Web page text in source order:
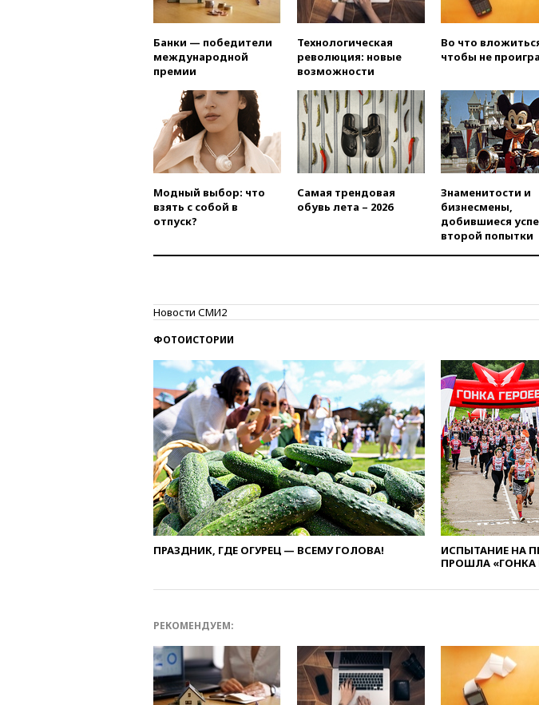
Банки — победители
международной
премии
Технологическая
революция: новые
возможности
Во что
чтобы не
Модный выбор: что
взять с собой в
отпуск?
Самая трендовая
обувь лета – 2026
Знаменитости и
бизнесмены,
добившиеся
второй попытки
Новости СМИ2
ФОТОИСТОРИИ
ПРАЗДНИК, ГДЕ ОГУРЕЦ — ВСЕМУ ГОЛОВА!
ИСПЫТАНИЕ НА
ПРОШЛА «ГОНКА
РЕКОМЕНДУЕМ: